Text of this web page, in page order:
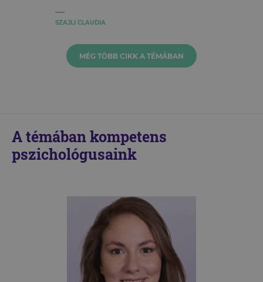
SZAJLI CLAUDIA
MÉG TÖBB CIKK A TÉMÁBAN
A témában kompetens
pszichológusaink